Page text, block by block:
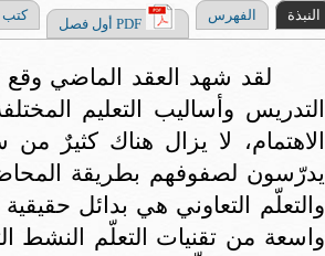
النبذة الفهرس
PDF أول فصل
كتب
لقد شهد العقد الماضي وقع
التدريس وأساليب التعليم
الاهتمام، لا يزال هناك كثيرٌ من
يدرّسون لصفوفهم بطريقة
والتعلّم التعاوني هي بدائل
واسعة من تقنيات التعلّم النشط